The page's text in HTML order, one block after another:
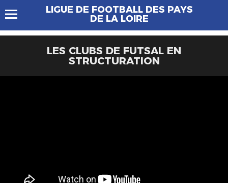
LIGUE DE FOOTBALL DES PAYS
DE LA LOIRE
LES CLUBS DE FUTSAL EN
STRUCTURATION